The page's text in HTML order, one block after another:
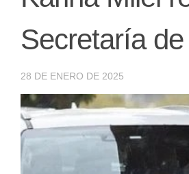
Secretaría
28 DE ENERO DE 2025